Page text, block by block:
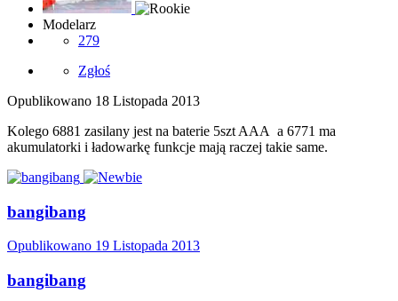
Modelarz
279
Zgłoś
Opublikowano 18 Listopada 2013
Kolego 6881 zasilany jest na baterie 5szt AAA a 6771 ma
akumulatorki i ładowarkę funkcje mają raczej takie same.
bangibang
Opublikowano 19 Listopada 2013
bangibang